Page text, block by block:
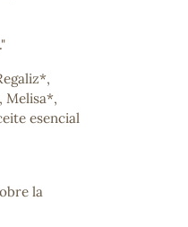
Melisa*,
esencial
la